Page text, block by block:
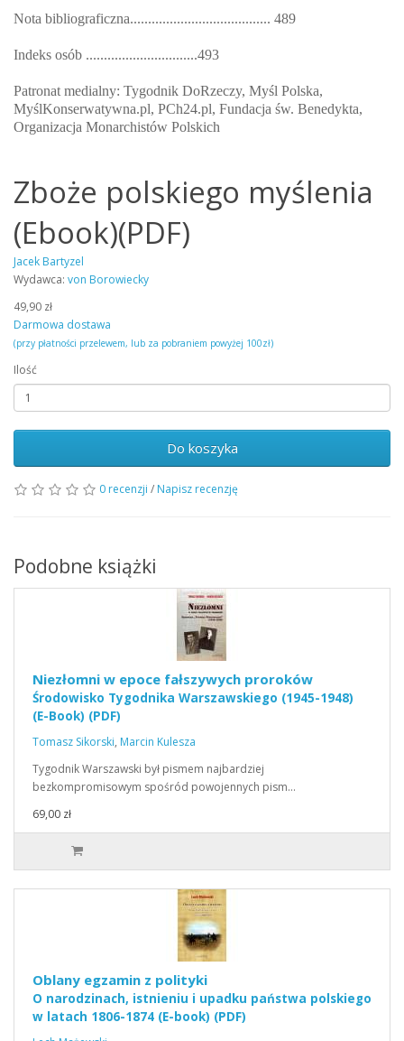
Nota bibliograficzna....................................... 489
Indeks osób ...............................493
Patronat medialny: Tygodnik DoRzeczy, Myśl Polska,
MyślKonserwatywna.pl, PCh24.pl, Fundacja św. Benedykta,
Organizacja Monarchistów Polskich
Zboże polskiego myślenia
(Ebook)(PDF)
Jacek Bartyzel
Wydawca: von Borowiecky
49,90 zł
Darmowa dostawa
(przy płatności przelewem, lub za pobraniem powyżej 100zł)
Ilość
Do koszyka
0 recenzji / Napisz recenzję
Podobne książki
Niezłomni w epoce fałszywych proroków
Środowisko Tygodnika Warszawskiego (1945-1948)
(E-Book) (PDF)
Tomasz Sikorski, Marcin Kulesza
Tygodnik Warszawski był pismem najbardziej
bezkompromisowym spośród powojennych pism…
69,00 zł
Oblany egzamin z polityki
O narodzinach, istnieniu i upadku państwa polskiego
w latach 1806-1874 (E-book) (PDF)